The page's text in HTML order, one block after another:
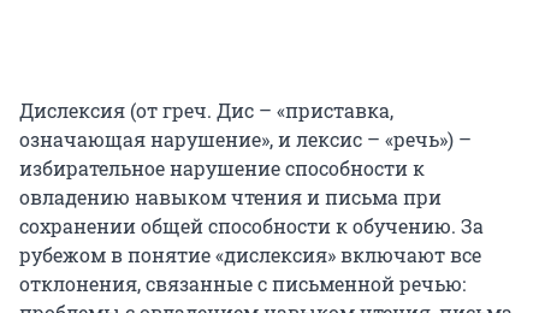
Дислексия (от греч. Дис – «приставка,
означающая нарушение», и лексис – «речь») –
избирательное нарушение способности к
овладению навыком чтения и письма при
сохранении общей способности к обучению. За
рубежом в понятие «дислексия» включают все
отклонения, связанные с письменной речью: